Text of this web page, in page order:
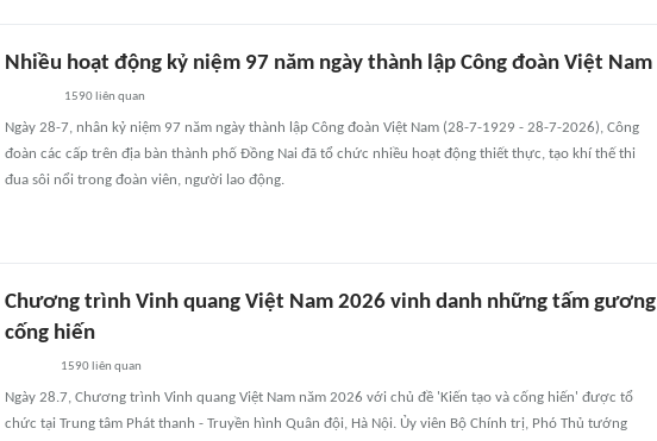
Nhiều hoạt động kỷ niệm 97 năm ngày thành lập Công đoàn Việt Nam
1590liên quan
Ngày 28-7, nhân kỷ niệm 97 năm ngày thành lập Công đoàn Việt Nam (28-7-1929 - 28-7-2026), Công
đoàn các cấp trên địa bàn thành phố Đồng Nai đã tổ chức nhiều hoạt động thiết thực, tạo khí thế thi
đua sôi nổi trong đoàn viên, người lao động.
Chương trình Vinh quang Việt Nam 2026 vinh danh những tấm gương
cống hiến
1590liên quan
Ngày 28.7, Chương trình Vinh quang Việt Nam năm 2026 với chủ đề 'Kiến tạo và cống hiến' được tổ
chức tại Trung tâm Phát thanh - Truyền hình Quân đội, Hà Nội. Ủy viên Bộ Chính trị, Phó Thủ tướng